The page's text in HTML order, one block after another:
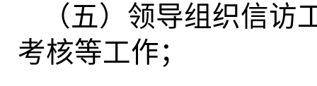
（五）领导组织信
考核等工作；